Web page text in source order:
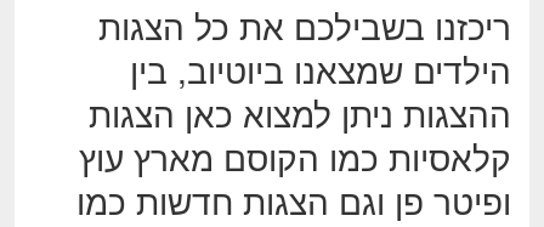
c
e
b
o
o
tt
er
ar
e
ריכזנו בשבילכם את כל הצגות
הילדים שמצאנו ביוטיוב, בין
ההצגות ניתן למצוא כאן הצגות
קלאסיות כמו הקוסם מארץ עוץ
ופיטר פן וגם הצגות חדשות כמו